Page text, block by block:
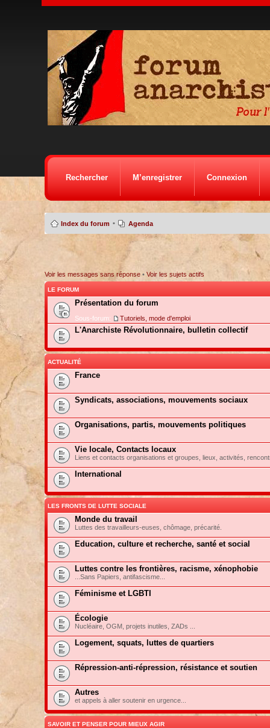
Rechercher M’enregistrer Connexion
Index du forum • Agenda
Voir les messages sans réponse• Voir les sujets actifs
LE FORUM
Présentation du forum
Sous-forum: Tutoriels, mode d'emploi
L'Anarchiste Révolutionnaire, bulletin collectif
ACTUALITÉ
France
Syndicats, associations, mouvements sociaux
Organisations, partis, mouvements politiques
Vie locale, Contacts locaux
Liens et contacts organisations et groupes, lieux, activités,
International
LES FRONTS DE LUTTE SOCIALE
Monde du travail
Luttes des travailleurs-euses, chômage, précarité.
Education, culture et recherche, santé et social
Luttes contre les frontières, racisme, xénophobie
...Sans Papiers, antifascisme...
Féminisme et LGBTI
Écologie
Nucléaire, OGM, projets inutiles, ZADs ...
Logement, squats, luttes de quartiers
Répression-anti-répression, résistance et soutien
Autres
et appels à aller soutenir en urgence...
SAVOIR ET PENSER POUR MIEUX AGIR